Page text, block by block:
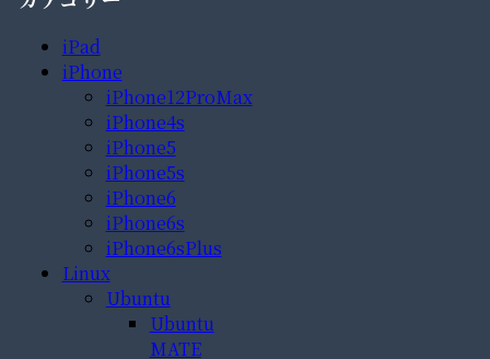
iPad
iPhone
iPhone12ProMax
iPhone4s
iPhone5
iPhone5s
iPhone6
iPhone6s
iPhone6sPlus
Linux
Ubuntu
Ubuntu
MATE